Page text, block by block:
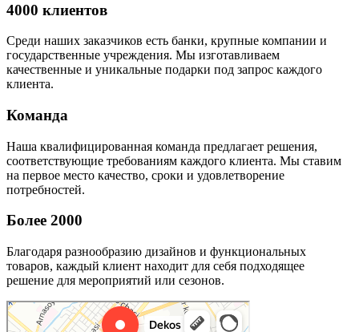
4000 клиентов
Среди наших заказчиков есть банки, крупные компании и
государственные учреждения. Мы изготавливаем
качественные и уникальные подарки под запрос каждого
клиента.
Команда
Наша квалифицированная команда предлагает решения,
соответствующие требованиям каждого клиента. Мы ставим
на первое место качество, сроки и удовлетворение
потребностей.
Более 2000
Благодаря разнообразию дизайнов и функциональных
товаров, каждый клиент находит для себя подходящее
решение для мероприятий или сезонов.